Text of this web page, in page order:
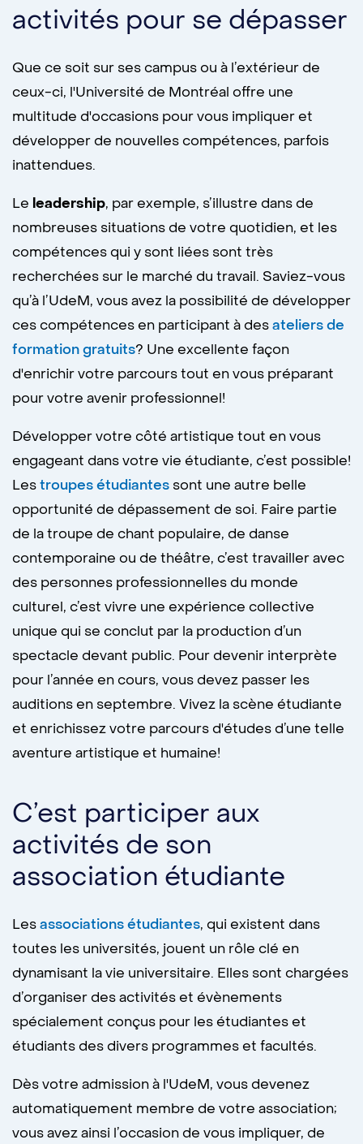
activités pour se dépasser
Que ce soit sur ses campus ou à l’extérieur de
ceux-ci, l'Université de Montréal offre une
multitude d'occasions pour vous impliquer et
développer de nouvelles compétences, parfois
inattendues.
Le leadership, par exemple, s’illustre dans de
nombreuses situations de votre quotidien, et les
compétences qui y sont liées sont très
recherchées sur le marché du travail. Saviez-vous
qu’à l’UdeM, vous avez la possibilité de développer
ces compétences en participant à desateliers de
formation gratuits? Une excellente façon
d'enrichir votre parcours tout en vous préparant
pour votre avenir professionnel!
Développer votre côté artistique tout en vous
engageant dans votre vie étudiante, c’est possible!
Lestroupes étudiantes sont une autre belle
opportunité de dépassement de soi. Faire partie
de la troupe de chant populaire, de danse
contemporaine ou de théâtre, c’est travailler avec
des personnes professionnelles du monde
culturel, c’est vivre une expérience collective
unique qui se conclut par la production d’un
spectacle devant public. Pour devenir interprète
pour l’année en cours, vous devez passer les
auditions en septembre. Vivez la scène étudiante
et enrichissez votre parcours d'études d’une telle
aventure artistique et humaine!
C’est participer aux
activités de son
association étudiante
Lesassociations étudiantes, qui existent dans
toutes les universités, jouent un rôle clé en
dynamisant la vie universitaire. Elles sont chargées
d’organiser des activités et évènements
spécialement conçus pour les étudiantes et
étudiants des divers programmes et facultés.
Dès votre admission à l'UdeM, vous devenez
automatiquement membre de votre association;
vous avez ainsi l’occasion de vous impliquer, de